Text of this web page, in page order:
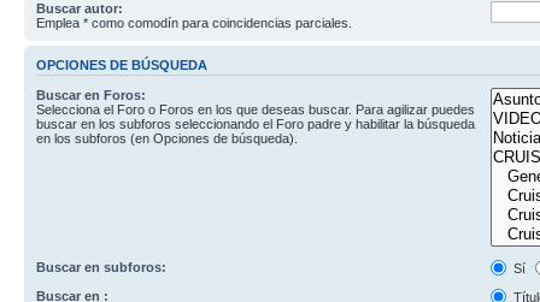
Buscar autor:
Emplea * como comodín para coincidencias parciales.
OPCIONES DE BÚSQUEDA
Buscar en Foros:
Selecciona el Foro o Foros en los que deseas buscar. Para agilizar puedes
buscar en los subforos seleccionando el Foro padre y habilitar la búsqueda
en los subforos (en Opciones de búsqueda).
Buscar en subforos:
Sí
Buscar en :